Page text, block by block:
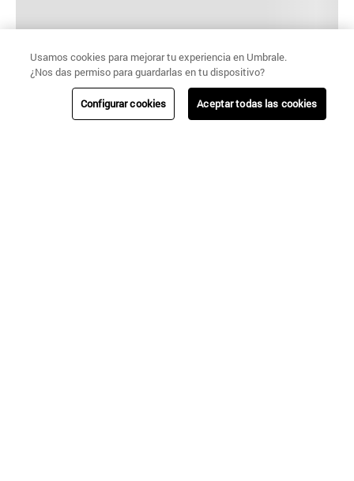
Usamos cookies para mejorar tu experiencia en Umbrale.
¿Nos das permiso para guardarlas en tu dispositivo?
Configurar cookies Aceptar todas las cookies